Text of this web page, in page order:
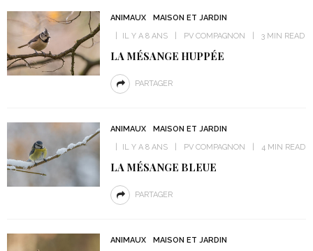
ANIMAUX
MAISON ET JARDIN
IL Y A 8 ANS
PV COMPAGNON 3 MIN READ
LA MÉSANGE HUPPÉE
PARTAGER
ANIMAUX
MAISON ET JARDIN
IL Y A 8 ANS
PV COMPAGNON 4 MIN READ
LA MÉSANGE BLEUE
PARTAGER
ANIMAUX
MAISON ET JARDIN